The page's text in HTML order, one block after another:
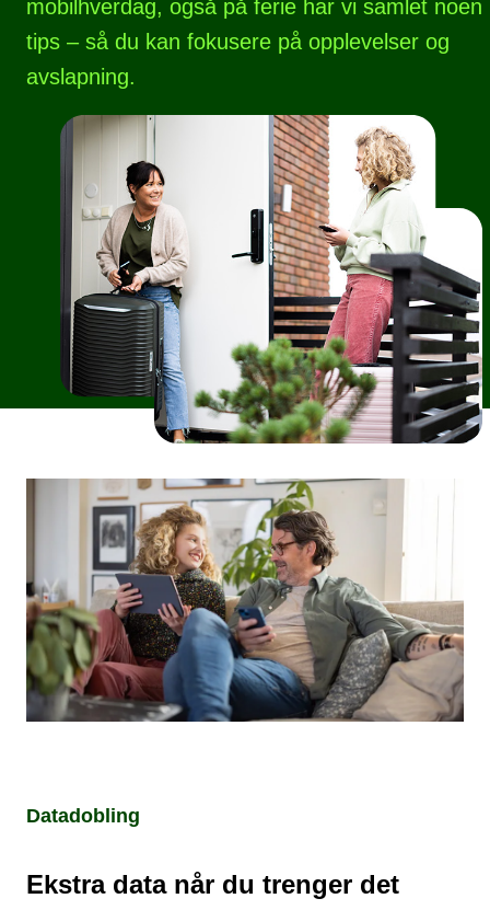
mobilhverdag, også på ferie har vi samlet noen
tips – så du kan fokusere på opplevelser og
avslapning.
Datadobling
Ekstra data når du trenger det